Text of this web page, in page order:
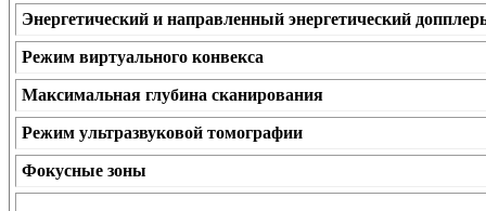
Энергетический и направленный энергетический
Режим виртуального конвекса
Максимальная глубина сканирования
Режим ультразвуковой томографии
Фокусные зоны